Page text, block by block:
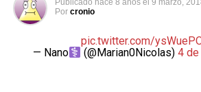
Publicado hace 8 años el 9 marzo,
Por cronio
pic.twitter.com/
— Nano
(@Marian0Nicolas)4